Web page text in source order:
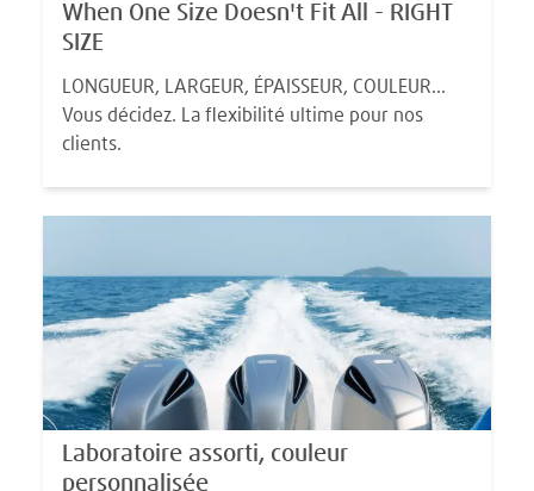
When One Size Doesn't Fit All - RIGHT
SIZE
LONGUEUR, LARGEUR, ÉPAISSEUR, COULEUR...
Vous décidez. La flexibilité ultime pour nos
clients.
Laboratoire assorti, couleur
personnalisée